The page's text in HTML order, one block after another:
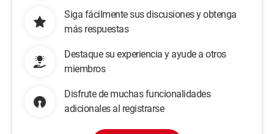
Siga fácilmente sus discusiones y obtenga
más respuestas
Destaque su experiencia y ayude a otros
miembros
Disfrute de muchas funcionalidades
adicionales al registrarse